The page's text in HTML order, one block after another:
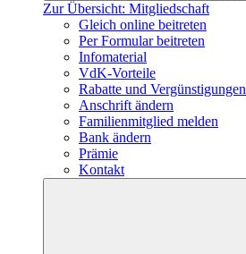
Zur Übersicht: Mitgliedschaft
Gleich online beitreten
Per Formular beitreten
Infomaterial
VdK-Vorteile
Rabatte und Vergünstigungen
Anschrift ändern
Familienmitglied melden
Bank ändern
Prämie
Kontakt